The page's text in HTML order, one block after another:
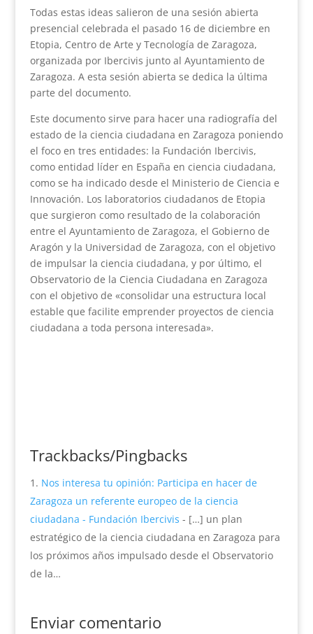
Todas estas ideas salieron de una sesión abierta
presencial celebrada el pasado 16 de diciembre en
Etopia, Centro de Arte y Tecnología de Zaragoza,
organizada por Ibercivis junto al Ayuntamiento de
Zaragoza. A esta sesión abierta se dedica la última
parte del documento.
Este documento sirve para hacer una radiografía del
estado de la ciencia ciudadana en Zaragoza poniendo
el foco en tres entidades: la Fundación Ibercivis,
como entidad líder en España en ciencia ciudadana,
como se ha indicado desde el Ministerio de Ciencia e
Innovación. Los laboratorios ciudadanos de Etopia
que surgieron como resultado de la colaboración
entre el Ayuntamiento de Zaragoza, el Gobierno de
Aragón y la Universidad de Zaragoza, con el objetivo
de impulsar la ciencia ciudadana, y por último, el
Observatorio de la Ciencia Ciudadana en Zaragoza
con el objetivo de «consolidar una estructura local
estable que facilite emprender proyectos de ciencia
ciudadana a toda persona interesada».
Trackbacks/Pingbacks
Nos interesa tu opinión: Participa en hacer de
Zaragoza un referente europeo de la ciencia
ciudadana - Fundación Ibercivis - […] un plan
estratégico de la ciencia ciudadana en Zaragoza para
los próximos años impulsado desde el Observatorio
de la…
Enviar comentario